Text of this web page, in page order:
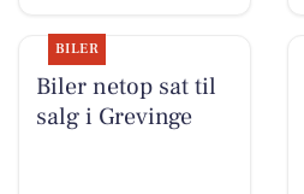
BILER
Biler netop sat til
salg i Grevinge